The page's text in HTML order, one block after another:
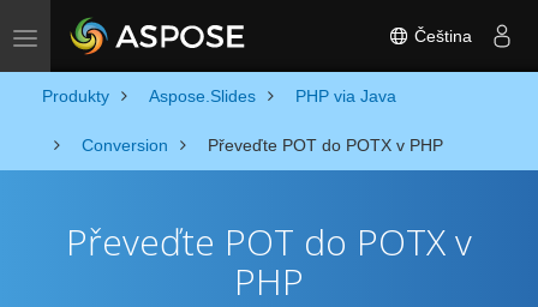
Toggle navigation Čeština
Produkty Aspose.Slides PHP via Java
Conversion Převeďte POT do POTX v PHP
Převeďte POT do POTX v
PHP